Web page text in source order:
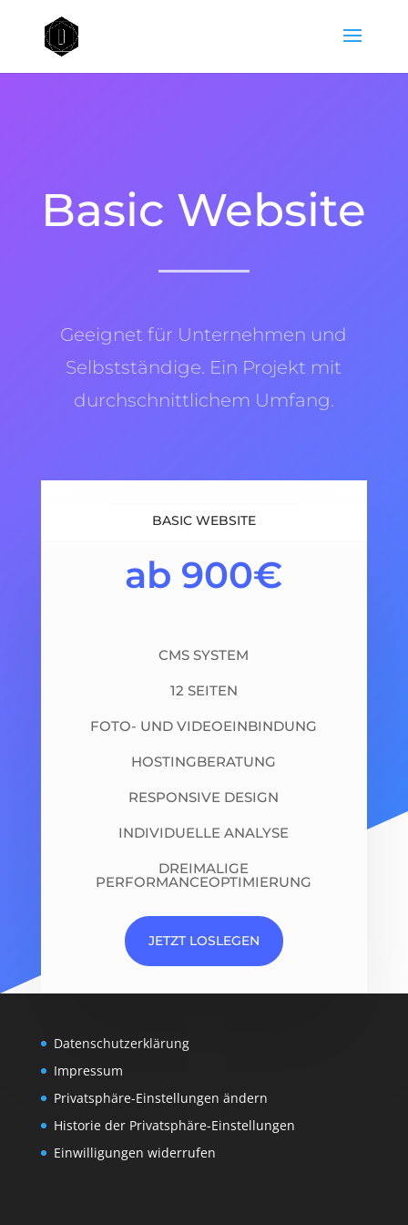
Basic Website
Geeignet für Unternehmen und
Selbstständige. Ein Projekt mit
durchschnittlichem Umfang.
BASIC WEBSITE
ab 900€
CMS SYSTEM
12 SEITEN
FOTO- UND VIDEOEINBINDUNG
HOSTINGBERATUNG
RESPONSIVE DESIGN
INDIVIDUELLE ANALYSE
DREIMALIGE
PERFORMANCEOPTIMIERUNG
JETZT LOSLEGEN
Datenschutzerklärung
Impressum
Privatsphäre-Einstellungen ändern
Historie der Privatsphäre-Einstellungen
Einwilligungen widerrufen